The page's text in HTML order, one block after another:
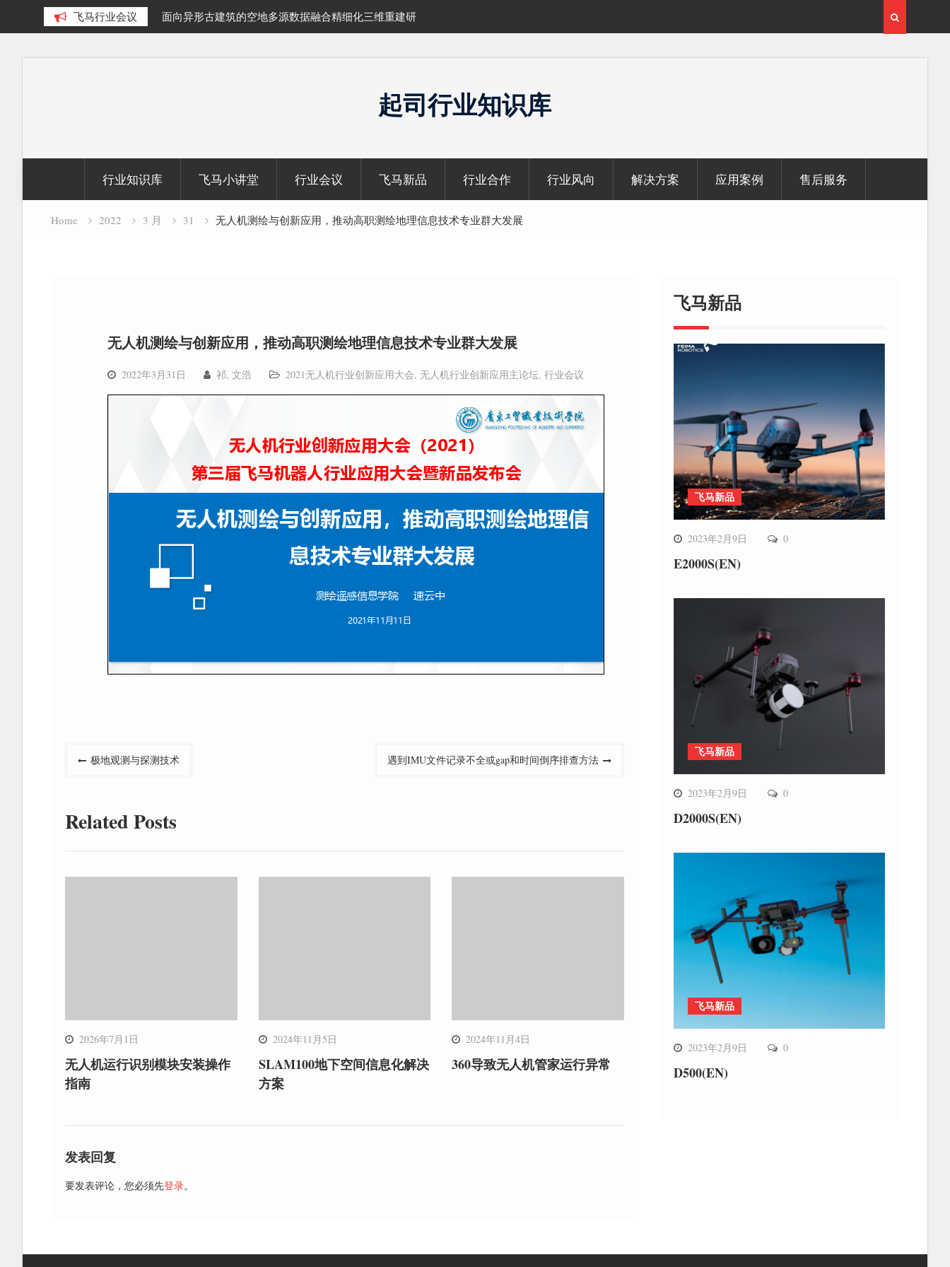
飞马行业会议
提取及面积动态变化研究
面向异形古建筑的空地多源数据融合精细化三维重建研
究
覆盖1000公里带状密林高山区的飞马机载激光雷达点
云数据及正射影像
起司行业知识库
行业知识库 飞马小讲堂 行业会议 飞马新品 行业合作 行业风向 解决方案 应用案例 售后服务
Home 2022 3 月 31 无人机测绘与创新应用，推动高职测绘地理信息技术专业群大发展
无人机测绘与创新应用，推动高职测绘地理信息技术专业群大发展
2022年3月31日 祁, 文浩 2021无人机行业创新应用大会, 无人机行业创新应用主论坛, 行业会议
文
航
极地观测与探测技术 遇到IMU文件记录不全或gap和时间倒序排查方法
Related Posts
2026年7月1日
无人机运行识别模块安装操作
指南
2024年11月5日
SLAM100地下空间信息化解决
方案
2024年11月4日
360导致无人机管家运行异常
发表回复
要发表评论，您必须先登录。
飞马新品
飞马新品
2023年2月9日 0
E2000S(EN)
飞马新品
2023年2月9日 0
D2000S(EN)
飞马新品
2023年2月9日 0
D500(EN)